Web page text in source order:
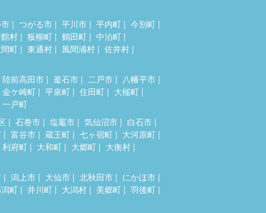
つがる市 平川市 平内町
今別町
村
板柳町 鶴田町
中泊町
町
東通村 風間浦村 佐井村
陸前高田市 釜石市 二戸市
八幡平市
金ケ崎町
平泉町 住田町
大槌町
一戸町
石巻市 塩竈市 気仙沼市
白石市
富谷市 蔵王町 七ヶ宿町
大河原町
利府町
大和町 大郷町 大衡村
潟上市 大仙市 北秋田市
にかほ市
町
井川町 大潟村 美郷町 羽後町